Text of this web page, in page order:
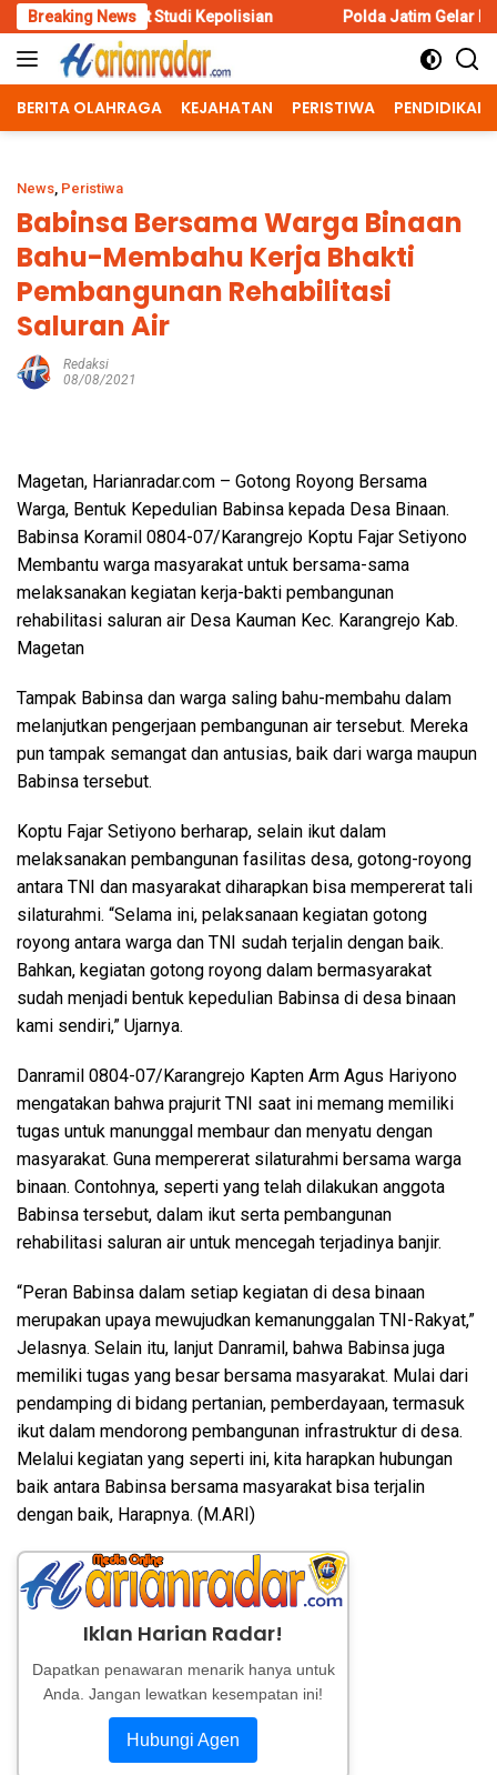
Skip
to
content
Breaking News
Studi Kepolisian Polda Jatim Gelar Nobar Final Piala
BERITA OLAHRAGA KEJAHATAN PERISTIWA PENDIDIKAN
News, Peristiwa
Babinsa Bersama Warga Binaan
Bahu-Membahu Kerja Bhakti
Pembangunan Rehabilitasi
Saluran Air
Redaksi
08/08/2021
Magetan, Harianradar.com – Gotong Royong Bersama
Warga, Bentuk Kepedulian Babinsa kepada Desa Binaan.
Babinsa Koramil 0804-07/Karangrejo Koptu Fajar Setiyono
Membantu warga masyarakat untuk bersama-sama
melaksanakan kegiatan kerja-bakti pembangunan
rehabilitasi saluran air Desa Kauman Kec. Karangrejo Kab.
Magetan
Tampak Babinsa dan warga saling bahu-membahu dalam
melanjutkan pengerjaan pembangunan air tersebut. Mereka
pun tampak semangat dan antusias, baik dari warga maupun
Babinsa tersebut.
Koptu Fajar Setiyono berharap, selain ikut dalam
melaksanakan pembangunan fasilitas desa, gotong-royong
antara TNI dan masyarakat diharapkan bisa mempererat tali
silaturahmi. “Selama ini, pelaksanaan kegiatan gotong
royong antara warga dan TNI sudah terjalin dengan baik.
Bahkan, kegiatan gotong royong dalam bermasyarakat
sudah menjadi bentuk kepedulian Babinsa di desa binaan
kami sendiri,” Ujarnya.
Danramil 0804-07/Karangrejo Kapten Arm Agus Hariyono
mengatakan bahwa prajurit TNI saat ini memang memiliki
tugas untuk manunggal membaur dan menyatu dengan
masyarakat. Guna mempererat silaturahmi bersama warga
binaan. Contohnya, seperti yang telah dilakukan anggota
Babinsa tersebut, dalam ikut serta pembangunan
rehabilitasi saluran air untuk mencegah terjadinya banjir.
“Peran Babinsa dalam setiap kegiatan di desa binaan
merupakan upaya mewujudkan kemanunggalan TNI-Rakyat,”
Jelasnya. Selain itu, lanjut Danramil, bahwa Babinsa juga
memiliki tugas yang besar bersama masyarakat. Mulai dari
pendamping di bidang pertanian, pemberdayaan, termasuk
ikut dalam mendorong pembangunan infrastruktur di desa.
Melalui kegiatan yang seperti ini, kita harapkan hubungan
baik antara Babinsa bersama masyarakat bisa terjalin
dengan baik, Harapnya. (M.ARI)
Iklan Harian Radar!
Dapatkan penawaran menarik hanya untuk
Anda. Jangan lewatkan kesempatan ini!
Hubungi Agen